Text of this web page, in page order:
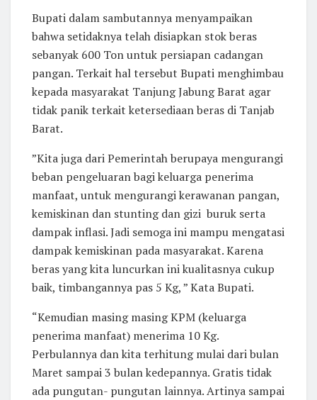
Bupati dalam sambutannya menyampaikan
bahwa setidaknya telah disiapkan stok beras
sebanyak 600 Ton untuk persiapan cadangan
pangan. Terkait hal tersebut Bupati menghimbau
kepada masyarakat Tanjung Jabung Barat agar
tidak panik terkait ketersediaan beras di Tanjab
Barat.
”Kita juga dari Pemerintah berupaya mengurangi
beban pengeluaran bagi keluarga penerima
manfaat, untuk mengurangi kerawanan pangan,
kemiskinan dan stunting dan gizi buruk serta
dampak inflasi. Jadi semoga ini mampu mengatasi
dampak kemiskinan pada masyarakat. Karena
beras yang kita luncurkan ini kualitasnya cukup
baik, timbangannya pas 5 Kg, ” Kata Bupati.
“Kemudian masing masing KPM (keluarga
penerima manfaat) menerima 10 Kg.
Perbulannya dan kita terhitung mulai dari bulan
Maret sampai 3 bulan kedepannya. Gratis tidak
ada pungutan- pungutan lainnya. Artinya sampai